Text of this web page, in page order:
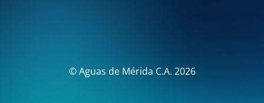
© Aguas de Mérida C.A. 2026